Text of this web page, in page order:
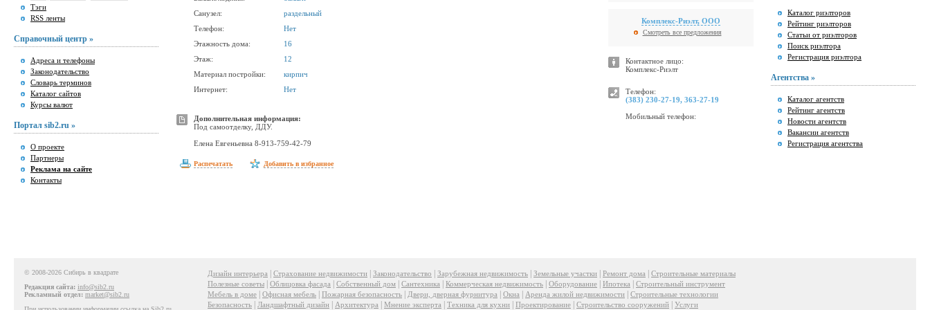
Тэги
RSS ленты
Справочный центр »
Адреса и телефоны
Законодательство
Словарь терминов
Каталог сайтов
Курсы валют
Портал sib2.ru »
О проекте
Партнеры
Реклама на сайте
Контакты
Санузел:
раздельный
Телефон:
Нет
Этажность дома:
16
Этаж:
12
Материал постройки:
кирпич
Интернет:
Нет
Дополнительная информация:
Под самоотделку, ДДУ.
Елена Евгеньевна 8-913-759-42-79
Распечатать Добавить в избранное
Комплекс-Риэлт, ООО
Смотреть все предложения
Контактное лицо:
Комплекс-Риэлт
Телефон:
(383) 230-27-19, 363-27-19
Мобильный телефон:
Каталог риэлторов
Рейтинг риэлторов
Статьи от риэлторов
Поиск риэлтора
Регистрация риэлтора
Агентства »
Каталог агентств
Рейтинг агентств
Новости агентств
Вакансии агентств
Регистрация агентства
© 2008-2026 Сибирь в квадрате
Редакция сайта: info@sib2.ru
Рекламный отдел: market@sib2.ru
Дизайн интерьера Страхование недвижимости Законодательство Зарубежная недвижимость Земельные участки Ремонт дома
Строительные материалы
Полезные советы
Облицовка фасада Собственный дом Сантехника Коммерческая недвижимость Оборудование Ипотека
Строительный инструмент
Мебель в доме
Офисная мебель Пожарная безопасность Двери, дверная фурнитура Окна Аренда жилой недвижимости
Строительные технологии
Безопасность
Ландшафтный дизайн Архитектура Мнение эксперта Техника для кухни Проектирование Строительство сооружений Услуги